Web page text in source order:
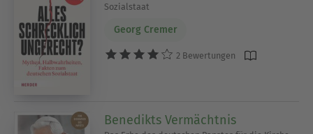
Sozialstaat
Georg Cremer
2 Bewertungen
Benedikts Vermächtnis